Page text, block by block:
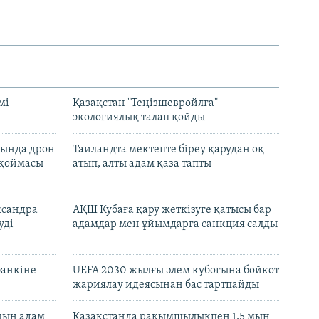
Қазақстан "Теңізшевройлға"
экологиялық талап қойды
дрон
Таиландта мектепте біреу қарудан оқ
атып, алты адам қаза тапты
АҚШ Кубаға қару жеткізуге қатысы бар
адамдар мен ұйымдарға санкция салды
UEFA 2030 жылғы әлем кубогына бойкот
жариялау идеясынан бас тартпайды
адам Қазақстанда рақымшылықпен 1,5 мың